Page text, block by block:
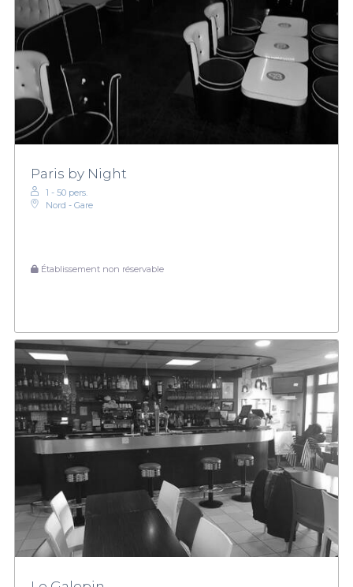
Paris by Night
1 - 50 pers.
Nord - Gare
Établissement non réservable